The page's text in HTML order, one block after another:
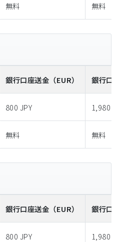
無料 無料
銀行口座送金 （EUR） 銀行口
800 JPY 1,980
無料 無料
銀行口座送金 （EUR） 銀行口
800 JPY 1,980